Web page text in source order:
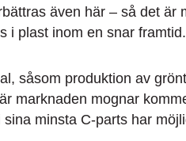
även här – så det är
i plast inom en snar framtid.
såsom produktion av
marknaden mognar
minsta C-parts har